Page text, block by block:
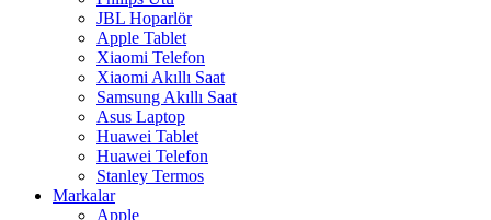
JBL Hoparlör
Apple Tablet
Xiaomi Telefon
Xiaomi Akıllı Saat
Samsung Akıllı Saat
Asus Laptop
Huawei Tablet
Huawei Telefon
Stanley Termos
Markalar
Apple